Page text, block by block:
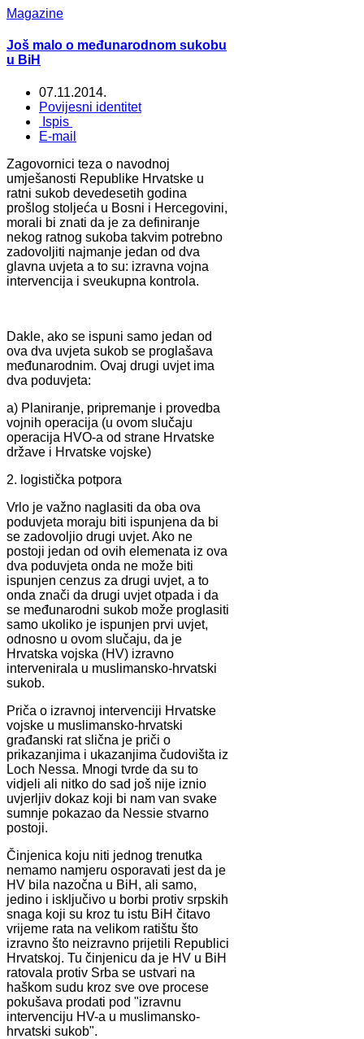
Magazine
Još malo o međunarodnom sukobu
u BiH
07.11.2014.
Povijesni identitet
Ispis
E-mail
Zagovornici teza o navodnoj
umješanosti Republike Hrvatske u
ratni sukob devedesetih godina
prošlog stoljeća u Bosni i Hercegovini,
morali bi znati da je za definiranje
nekog ratnog sukoba takvim potrebno
zadovoljiti najmanje jedan od dva
glavna uvjeta a to su: izravna vojna
intervencija i sveukupna kontrola.
Dakle, ako se ispuni samo jedan od
ova dva uvjeta sukob se proglašava
međunarodnim. Ovaj drugi uvjet ima
dva poduvjeta:
a) Planiranje, pripremanje i provedba
vojnih operacija (u ovom slučaju
operacija HVO-a od strane Hrvatske
države i Hrvatske vojske)
2. logistička potpora
Vrlo je važno naglasiti da oba ova
poduvjeta moraju biti ispunjena da bi
se zadovoljio drugi uvjet. Ako ne
postoji jedan od ovih elemenata iz ova
dva poduvjeta onda ne može biti
ispunjen cenzus za drugi uvjet, a to
onda znači da drugi uvjet otpada i da
se međunarodni sukob može proglasiti
samo ukoliko je ispunjen prvi uvjet,
odnosno u ovom slučaju, da je
Hrvatska vojska (HV) izravno
intervenirala u muslimansko-hrvatski
sukob.
Priča o izravnoj intervenciji Hrvatske
vojske u muslimansko-hrvatski
građanski rat slična je priči o
prikazanjima i ukazanjima čudovišta iz
Loch Nessa. Mnogi tvrde da su to
vidjeli ali nitko do sad još nije iznio
uvjerljiv dokaz koji bi nam van svake
sumnje pokazao da Nessie stvarno
postoji.
Činjenica koju niti jednog trenutka
nemamo namjeru osporavati jest da je
HV bila nazočna u BiH, ali samo,
jedino i isključivo u borbi protiv srpskih
snaga koji su kroz tu istu BiH čitavo
vrijeme rata na velikom ratištu što
izravno što neizravno prijetili Republici
Hrvatskoj. Tu činjenicu da je HV u BiH
ratovala protiv Srba se ustvari na
haškom sudu kroz sve ove procese
pokušava prodati pod "izravnu
intervenciju HV-a u muslimansko-
hrvatski sukob".